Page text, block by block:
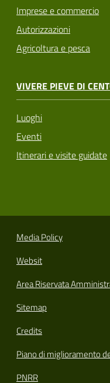
Imprese e commercio
Autorizzazioni
Agricoltura e pesca
VIVERE PIEVE DI
Luoghi
Eventi
Itinerari e visite guidate
Media Policy
Websit
Area Riservata
Sitemap
Credits
Piano di miglioramento
PNRR